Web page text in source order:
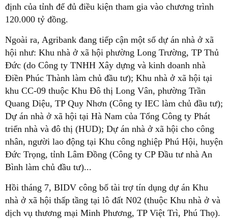
định của tỉnh để đủ điều kiện tham gia vào chương trình
120.000 tỷ đồng.
Ngoài ra, Agribank đang tiếp cận một số dự án nhà ở xã
hội như: Khu nhà ở xã hội phường Long Trường, TP Thủ
Đức (do Công ty TNHH Xây dựng và kinh doanh nhà
Điền Phúc Thành làm chủ đầu tư); Khu nhà ở xã hội tại
khu CC-09 thuộc Khu Đô thị Long Vân, phường Trần
Quang Diệu, TP Quy Nhơn (Công ty IEC làm chủ đầu tư);
Dự án nhà ở xã hội tại Hà Nam của Tổng Công ty Phát
triển nhà và đô thị (HUD); Dự án nhà ở xã hội cho công
nhân, người lao động tại Khu công nghiệp Phú Hội, huyện
Đức Trọng, tỉnh Lâm Đồng (Công ty CP Đầu tư nhà An
Bình làm chủ đầu tư)...
Hồi tháng 7, BIDV công bố tài trợ tín dụng dự án Khu
nhà ở xã hội thấp tầng tại lô đất N02 (thuộc Khu nhà ở và
dịch vụ thương mại Minh Phương, TP Việt Trì, Phú Thọ).